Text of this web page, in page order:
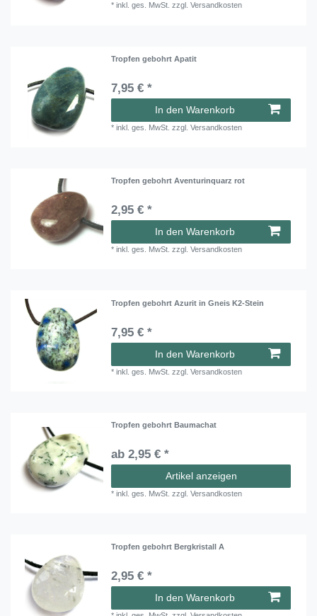
*inkl. ges. MwSt. zzgl.Versandkosten
Tropfen gebohrt Apatit
7,95 € *
In den Warenkorb
*inkl. ges. MwSt. zzgl.Versandkosten
Tropfen gebohrt Aventurinquarz rot
2,95 € *
In den Warenkorb
*inkl. ges. MwSt. zzgl.Versandkosten
Tropfen gebohrt Azurit in Gneis K2-Stein
7,95 € *
In den Warenkorb
*inkl. ges. MwSt. zzgl.Versandkosten
Tropfen gebohrt Baumachat
ab 2,95 € *
Artikel anzeigen
*inkl. ges. MwSt. zzgl.Versandkosten
Tropfen gebohrt Bergkristall A
2,95 € *
In den Warenkorb